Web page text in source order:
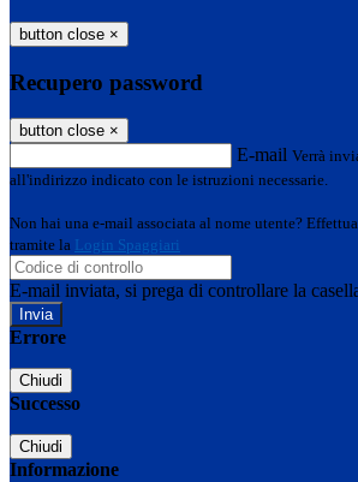
button close ×
Recupero password
button close ×
E-mail Verrà
all'indirizzo indicato con le istruzioni necessarie.
Non hai una e-mail associata al nome utente?
tramite la Login Spaggiari
E-mail inviata, si prega di controllare la
Errore
Chiudi
Successo
Chiudi
Informazione